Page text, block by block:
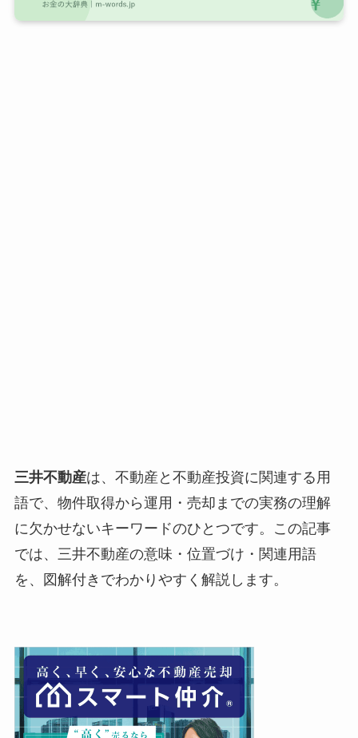
三井不動産は、不動産と不動産投資に関連する用
語で、物件取得から運用・売却までの実務の理解
に欠かせないキーワードのひとつです。この記事
では、三井不動産の意味・位置づけ・関連用語
を、図解付きでわかりやすく解説します。